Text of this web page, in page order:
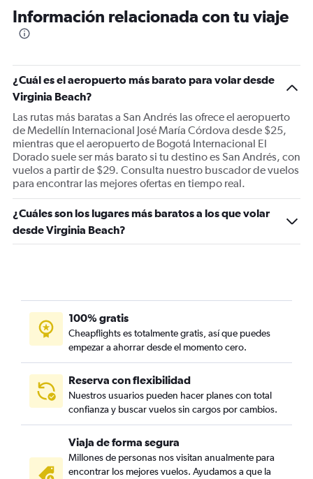
Información relacionada con tu viaje
¿Cuál es el aeropuerto más barato para volar desde
Virginia Beach?
Las rutas más baratas a San Andrés las ofrece el aeropuerto
de Medellín Internacional José María Córdova desde $25,
mientras que el aeropuerto de Bogotá Internacional El
Dorado suele ser más barato si tu destino es San Andrés, con
vuelos a partir de $29. Consulta nuestro buscador de vuelos
para encontrar las mejores ofertas en tiempo real.
¿Cuáles son los lugares más baratos a los que volar
desde Virginia Beach?
100% gratis
Cheapflights es totalmente gratis, así que puedes
empezar a ahorrar desde el momento cero.
Reserva con flexibilidad
Nuestros usuarios pueden hacer planes con total
confianza y buscar vuelos sin cargos por cambios.
Viaja de forma segura
Millones de personas nos visitan anualmente para
encontrar los mejores vuelos. Ayudamos a que la